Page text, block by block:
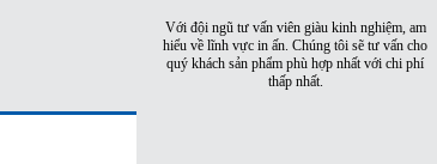
Với đội ngũ tư vấn viên giàu kinh nghiệm, am
hiểu về lĩnh vực in ấn. Chúng tôi sẽ tư vấn cho
quý khách sản phẩm phù hợp nhất với chi phí
thấp nhất.